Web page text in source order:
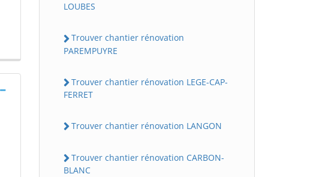
LOUBES
Trouver chantier rénovation
PAREMPUYRE
Trouver chantier rénovation LEGE-CAP-
FERRET
Trouver chantier rénovation LANGON
Trouver chantier rénovation CARBON-
BLANC